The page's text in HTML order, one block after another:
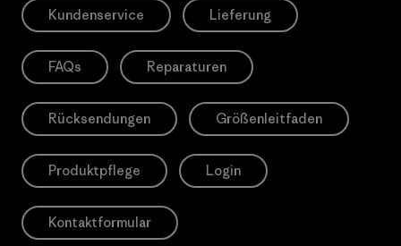
Kundenservice Lieferung
FAQs Reparaturen
Rücksendungen Größenleitfaden
Produktpflege Login
Kontaktformular